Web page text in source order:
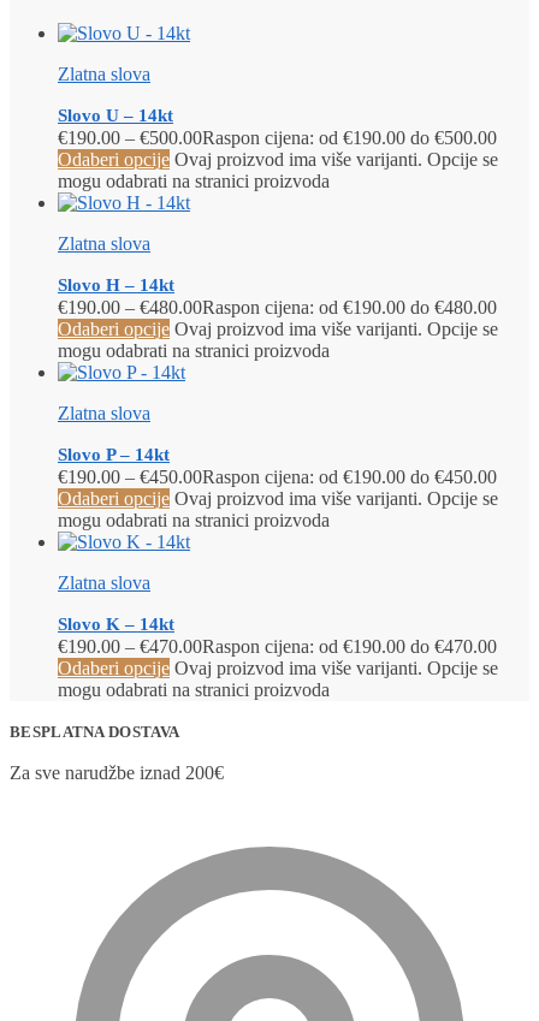
Zlatna slova
Slovo U – 14kt
€190.00 – €500.00Raspon cijena: od €190.00 do €500.00
Odaberi opcije Ovaj proizvod ima više varijanti. Opcije se
mogu odabrati na stranici proizvoda
Zlatna slova
Slovo H – 14kt
€190.00 – €480.00Raspon cijena: od €190.00 do €480.00
Odaberi opcije Ovaj proizvod ima više varijanti. Opcije se
mogu odabrati na stranici proizvoda
Zlatna slova
Slovo P – 14kt
€190.00 – €450.00Raspon cijena: od €190.00 do €450.00
Odaberi opcije Ovaj proizvod ima više varijanti. Opcije se
mogu odabrati na stranici proizvoda
Zlatna slova
Slovo K – 14kt
€190.00 – €470.00Raspon cijena: od €190.00 do €470.00
Odaberi opcije Ovaj proizvod ima više varijanti. Opcije se
mogu odabrati na stranici proizvoda
BESPLATNA DOSTAVA
Za sve narudžbe iznad 200€